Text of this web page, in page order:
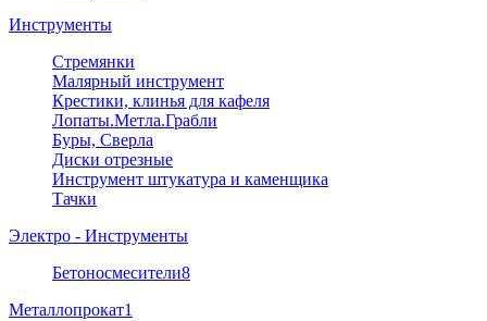
Инструменты
Стремянки
Малярный инструмент
Крестики, клинья для кафеля
Лопаты.Метла.Грабли
Буры, Сверла
Диски отрезные
Инструмент штукатура и каменщика
Тачки
Электро - Инструменты
Бетоносмесители8
Металлопрокат1